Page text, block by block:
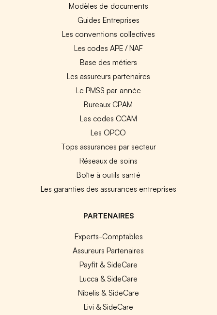
Modèles de documents
Guides Entreprises
Les conventions collectives
Les codes APE / NAF
Base des métiers
Les assureurs partenaires
Le PMSS par année
Bureaux CPAM
Les codes CCAM
Les OPCO
Tops assurances par secteur
Réseaux de soins
Boîte à outils santé
Les garanties des assurances entreprises
PARTENAIRES
Experts-Comptables
Assureurs Partenaires
Payfit & SideCare
Lucca & SideCare
Nibelis & SideCare
Livi & SideCare